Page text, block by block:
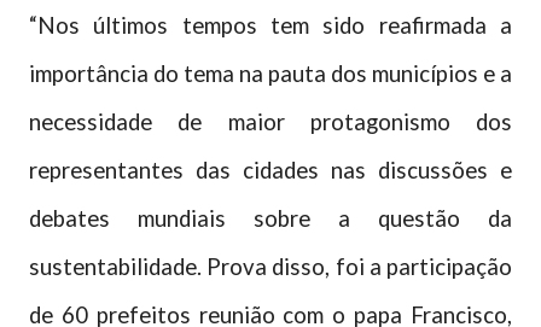
“Nos últimos tempos tem sido reafirmada a
importância do tema na pauta dos municípios e a
necessidade de maior protagonismo dos
representantes das cidades nas discussões e
debates mundiais sobre a questão da
sustentabilidade. Prova disso, foi a participação
de 60 prefeitos reunião com o papa Francisco,